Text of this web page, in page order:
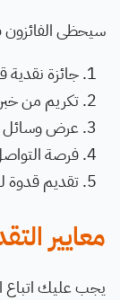
سيحظى
جائزة نقدية قدرها 10000 يورو،
تكريم من
عرض وسائل
فرصة
تقديم قدوة
معايير
يجب عليك اتباع